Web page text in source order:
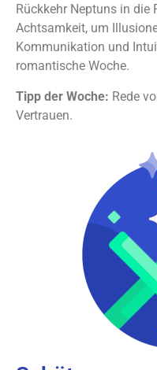
Rückkehr Neptuns in
Achtsamkeit, um
Kommunikation und
romantische Woche.
Tipp der Woche: Rede
Vertrauen.